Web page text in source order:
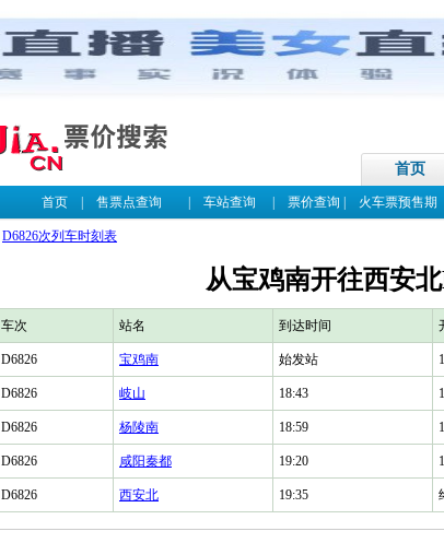
首页
首页| 售票点查询 车站查询 票价查询 火车票预售期
D6826次列车时刻表
从宝鸡南开往西安
车次 站名 到达时间
D6826 宝鸡南 始发站
D6826 岐山 18:43
D6826 杨陵南 18:59
D6826 咸阳秦都 19:20
D6826 西安北 19:35